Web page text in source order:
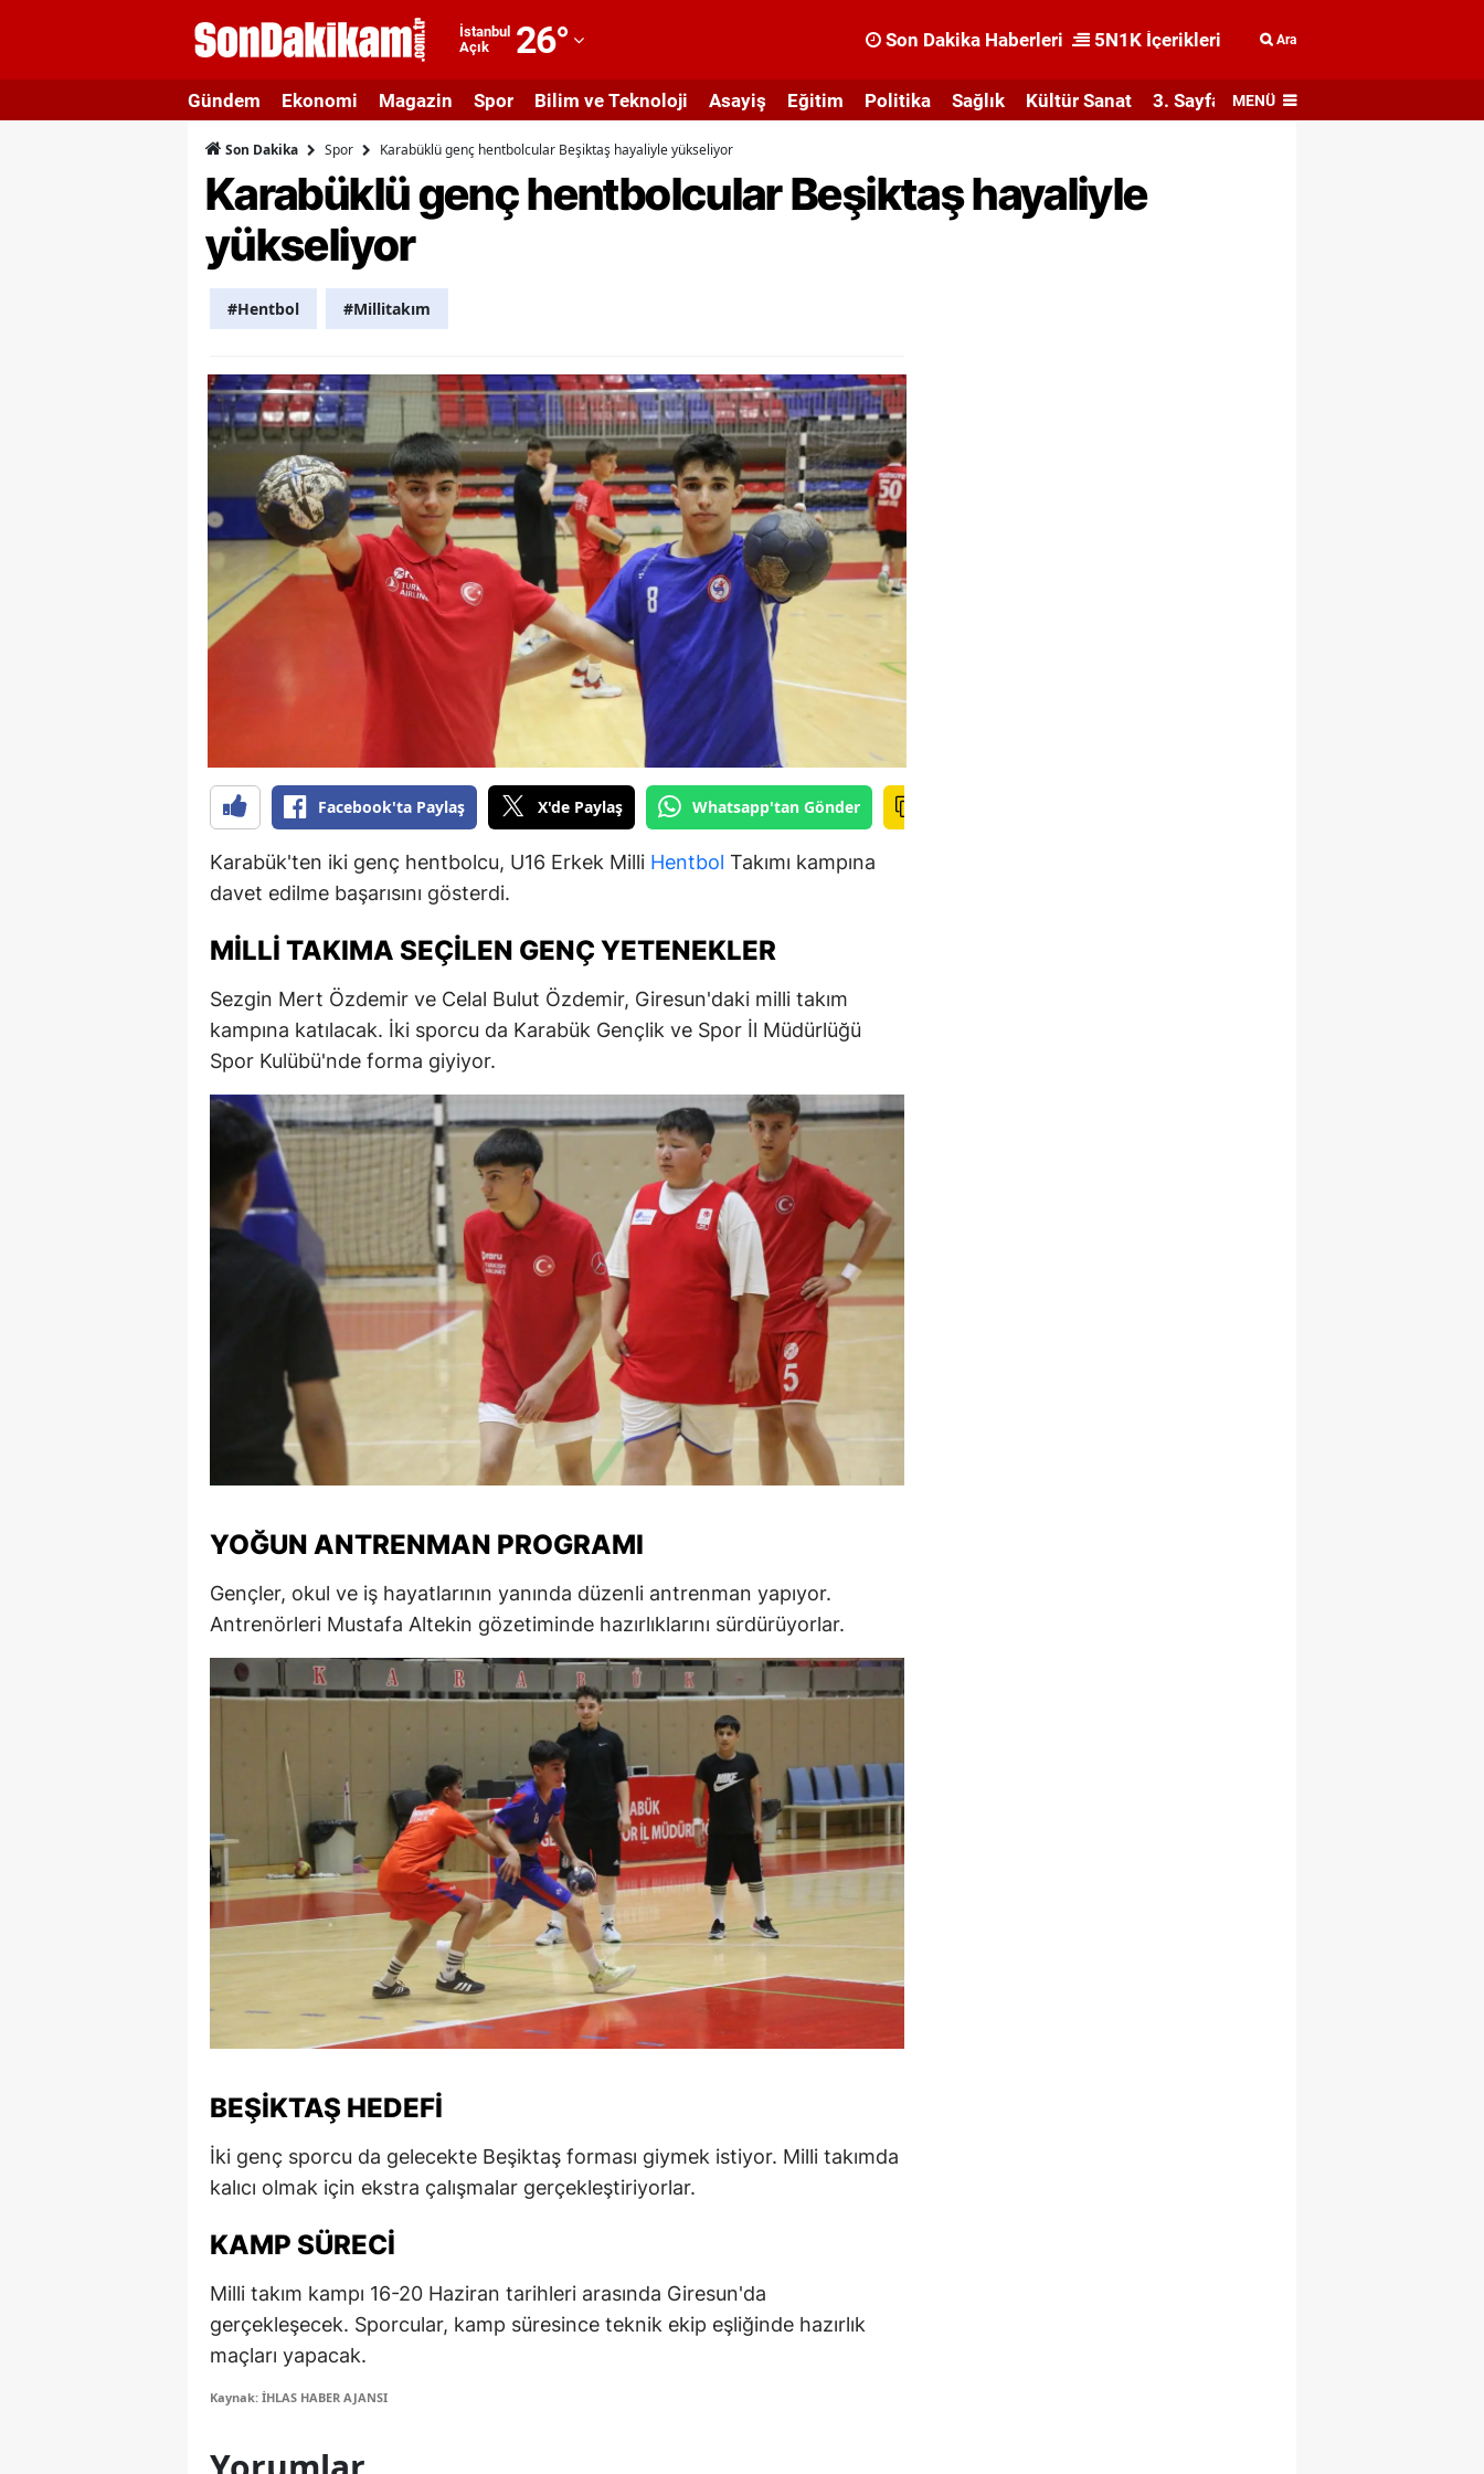
İstanbul
Açık
26°
Adıyaman
Afyonkarahisar
Ağrı
Artvin
Aydın
Balıkesir
Bilecik
Bingöl
Bitlis
Bolu
Burdur
Bursa
Çanakkale
Çankırı
Çorum
Elazığ
Erzurum
Eskişehir
Gaziantep
Giresun
Gümüşhane
Hakkari
Hatay
Isparta
İstanbul
İzmir
Kastamonu
Kayseri
Kırklareli
Kırşehir
Kocaeli
Konya
Kütahya
Malatya
Mardin
Muğla
Nevşehir
Niğde
Son Dakika Haberleri 5N1K İçerikleri Ara
Gündem Ekonomi Magazin Spor Bilim ve Teknoloji Asayiş Eğitim Politika Sağlık Kültür Sanat 3. Sayfa MENÜ
Son Dakika Spor Karabüklü genç hentbolcular Beşiktaş hayaliyle yükseliyor
Karabüklü genç hentbolcular Beşiktaş hayaliyle
yükseliyor
#Hentbol #Millitakım
Facebook'ta Paylaş X'de Paylaş Whatsapp'tan Gönder
Karabük'ten iki genç hentbolcu, U16 Erkek Milli Hentbol Takımı kampına
davet edilme başarısını gösterdi.
MILLI TAKIMA SEÇILEN GENÇ YETENEKLER
Sezgin Mert Özdemir ve Celal Bulut Özdemir, Giresun'daki milli takım
kampına katılacak. İki sporcu da Karabük Gençlik ve Spor İl Müdürlüğü
Spor Kulübü'nde forma giyiyor.
YOĞUN ANTRENMAN PROGRAMI
Gençler, okul ve iş hayatlarının yanında düzenli antrenman yapıyor.
Antrenörleri Mustafa Altekin gözetiminde hazırlıklarını sürdürüyorlar.
BEŞIKTAŞ HEDEFI
İki genç sporcu da gelecekte Beşiktaş forması giymek istiyor. Milli takımda
kalıcı olmak için ekstra çalışmalar gerçekleştiriyorlar.
KAMP SÜRECI
Milli takım kampı 16-20 Haziran tarihleri arasında Giresun'da
gerçekleşecek. Sporcular, kamp süresince teknik ekip eşliğinde hazırlık
maçları yapacak.
Kaynak: İHLAS HABER AJANSI